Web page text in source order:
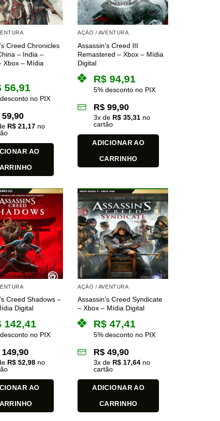
Creed Chronicles
– India –
Xbox – Mídia
56,91
no PIX
59,90
R$ 21,17 no
AO
AÇÃO / AVENTURA
Assassin’s Creed III
Remastered – Xbox – Mídia
Digital
R$ 94,91
5% desconto no PIX
R$ 99,90
3x de R$ 35,31 no
cartão
ADICIONAR AO
CARRINHO
Creed Shadows –
Digital
142,41
no PIX
149,90
R$ 52,98 no
AO
AÇÃO / AVENTURA
Assassin’s Creed Syndicate
– Xbox – Mídia Digital
R$ 47,41
5% desconto no PIX
R$ 49,90
3x de R$ 17,64 no
cartão
ADICIONAR AO
CARRINHO